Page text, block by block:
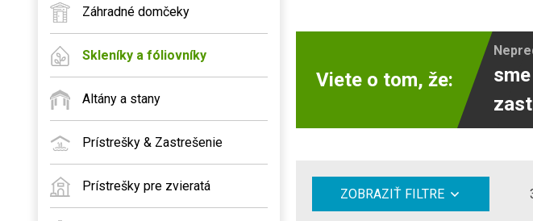
Záhradné domčeky
Skleníky a fóliovníky
Altány a stany
Prístrešky & Zastrešenie
Prístrešky pre zvieratá
Viete o tom, že:
ZOBRAZIŤ FILTRE